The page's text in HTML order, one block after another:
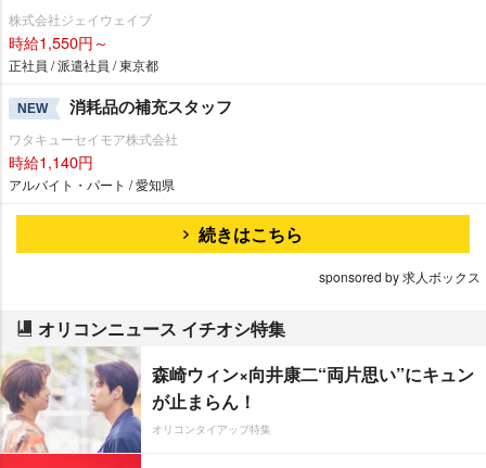
株式会社ジェイウェイブ
時給1,550円～
正社員 / 派遣社員 / 東京都
NEW 消耗品の補充スタッフ
ワタキューセイモア株式会社
時給1,140円
アルバイト・パート / 愛知県
続きはこちら
sponsored by 求人ボックス
オリコンニュース イチオシ特集
森崎ウィン×向井康二“両片思い”にキュン
が止まらん！
オリコンタイアップ特集